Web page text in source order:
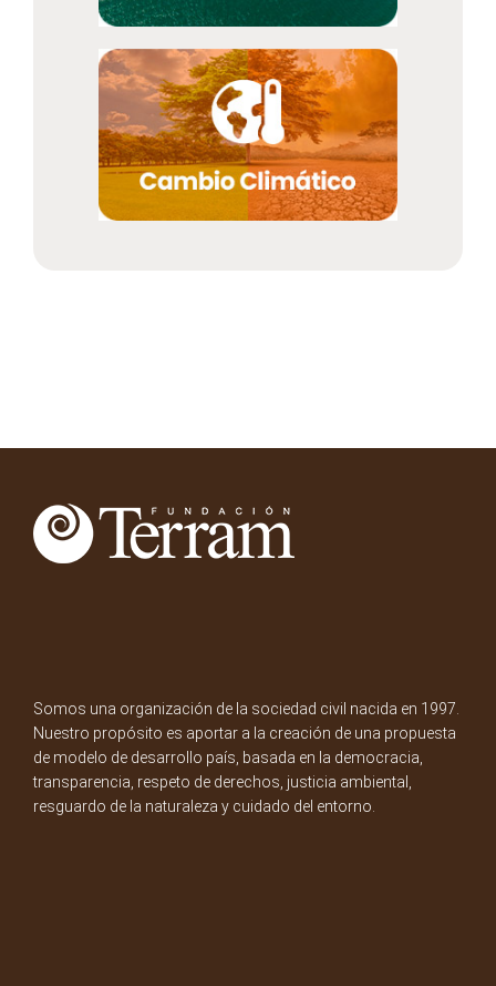
Somos una organización de la sociedad civil nacida en 1997.
Nuestro propósito es aportar a la creación de una propuesta
de modelo de desarrollo país, basada en la democracia,
transparencia, respeto de derechos, justicia ambiental,
resguardo de la naturaleza y cuidado del entorno.